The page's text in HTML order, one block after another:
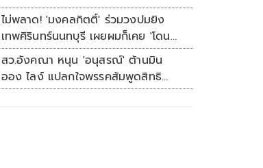
.ระเบียบโลกใหม่ในตะวันออกกลาง…. |
อิสรภาพแห่งความคิด กับ..สำราญ รอด
เพชร
ไม่พลาด! 'มงคลกิตติ์' ร่วมวงปมยิง
เทพศิรินทร์นนทบุรี เผยผมก็เคย 'โดน
เล่น'
สว.อังคณา หนุน 'อนุสรณ์' ต้านมิน
ออง ไลง์ แปลกใจพรรคส้มพูดสิทธิ
มนุษยชนแต่กลับเงียบ